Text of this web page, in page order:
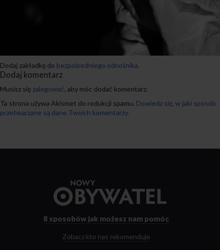
Dodaj zakładkę do bezpośredniego odnośnika.
Dodaj komentarz
Musisz się zalogować, aby móc dodać komentarz.
Ta strona używa Akismet do redukcji spamu. Dowiedz się, w jaki sposób
przetwarzane są dane Twoich komentarzy.
strony
8 sposobów jak możesz nam pomóc
Zobacz kto nas rekomenduje